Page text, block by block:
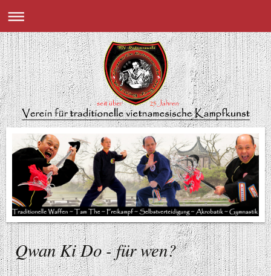
Qwan Ki Do - für wen?